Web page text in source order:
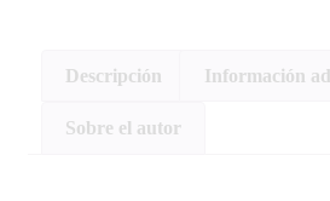
Descripción Información
Sobre el autor